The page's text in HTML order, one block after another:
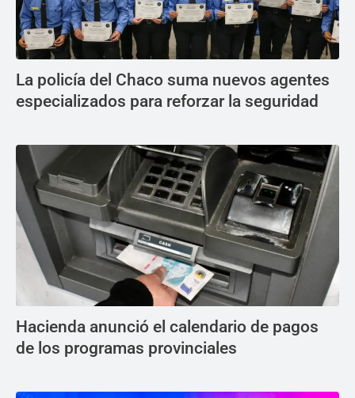
La policía del Chaco suma nuevos agentes
especializados para reforzar la seguridad
Hacienda anunció el calendario de pagos
de los programas provinciales